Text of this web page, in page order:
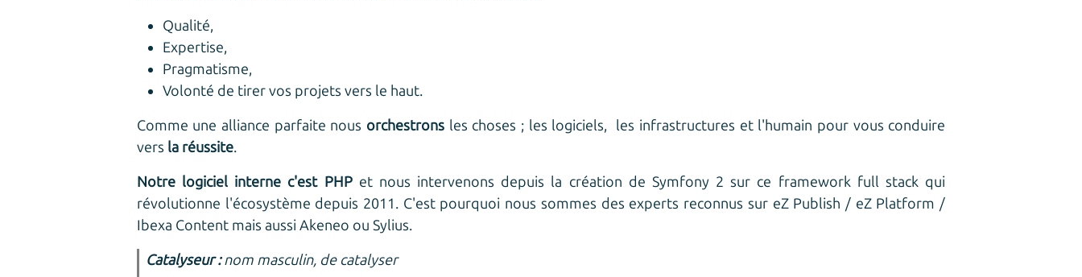
Qualité,
Expertise,
Pragmatisme,
Volonté de tirer vos projets vers le haut.
Comme une alliance parfaite nous orchestronsles choses ; les logiciels, les infrastructures et l'humain pour vous conduire
vers la réussite.
Notre logiciel interne c'est PHP et nous intervenons depuis la création de Symfony 2 sur ce framework full stack qui
révolutionne l'écosystème depuis 2011. C'est pourquoi nous sommes des experts reconnus sur eZ Publish / eZ Platform /
Ibexa Content mais aussi Akeneo ou Sylius.
Catalyseur :nom masculin, de catalyser